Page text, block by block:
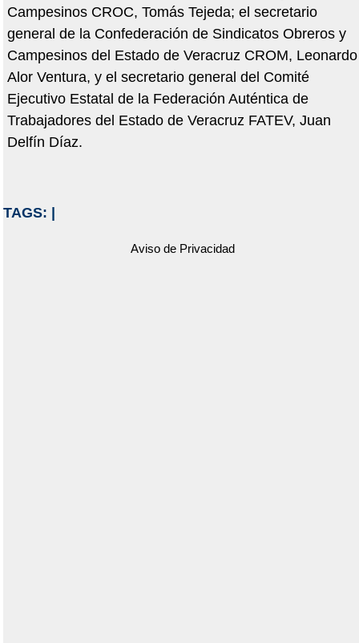
Campesinos CROC, Tomás Tejeda; el secretario
general de la Confederación de Sindicatos Obreros y
Campesinos del Estado de Veracruz CROM, Leonardo
Alor Ventura, y el secretario general del Comité
Ejecutivo Estatal de la Federación Auténtica de
Trabajadores del Estado de Veracruz FATEV, Juan
Delfín Díaz.
TAGS:
Aviso de Privacidad